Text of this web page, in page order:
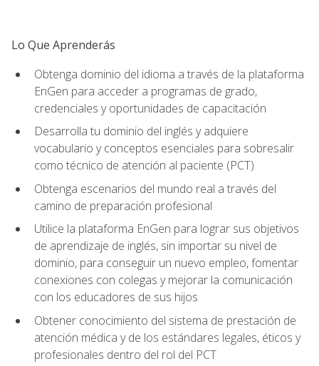
Lo Que Aprenderás
Obtenga dominio del idioma a través de la plataforma
EnGen para acceder a programas de grado,
credenciales y oportunidades de capacitación
Desarrolla tu dominio del inglés y adquiere
vocabulario y conceptos esenciales para sobresalir
como técnico de atención al paciente (PCT)
Obtenga escenarios del mundo real a través del
camino de preparación profesional
Utilice la plataforma EnGen para lograr sus objetivos
de aprendizaje de inglés, sin importar su nivel de
dominio, para conseguir un nuevo empleo, fomentar
conexiones con colegas y mejorar la comunicación
con los educadores de sus hijos
Obtener conocimiento del sistema de prestación de
atención médica y de los estándares legales, éticos y
profesionales dentro del rol del PCT